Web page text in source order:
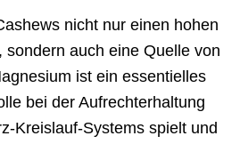
nicht nur einen hohen
sondern auch eine Quelle von
ist ein essentielles
bei der Aufrechterhaltung
Kreislauf-Systems spielt und